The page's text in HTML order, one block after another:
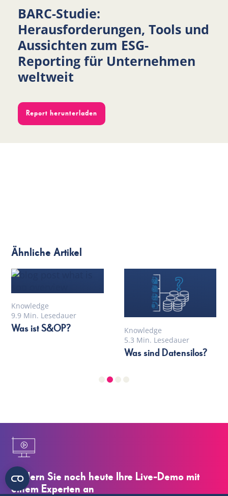
BARC-Studie:
Herausforderungen, Tools und
Aussichten zum ESG-
Reporting für Unternehmen
weltweit
Report herunterladen
Ähnliche Artikel
Knowledge
9.9 Min. Lesedauer
Was ist S&OP?
Knowledge
5.3 Min. Lesedauer
Was sind Datensilos?
Fordern Sie noch heute Ihre Live-Demo mit
einem Experten an